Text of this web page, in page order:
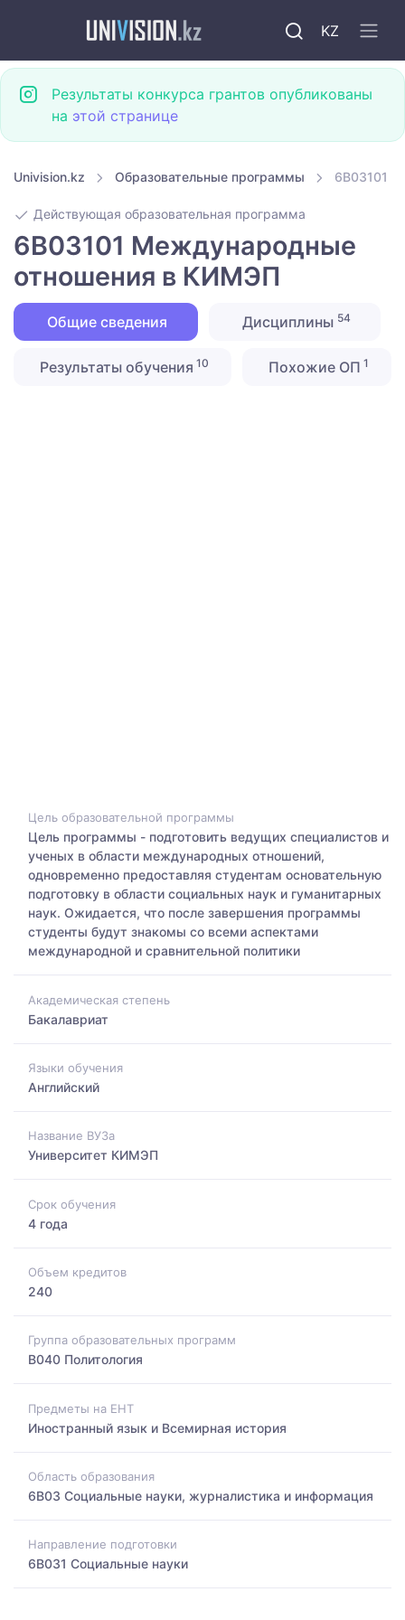
KZ
Результаты конкурса грантов опубликованы
на этой странице
Univision.kz Образовательные программы 6B03101
Действующая образовательная программа
6B03101 Международные
отношения в КИМЭП
Общие сведения Дисциплины 54
Результаты обучения 10 Похожие ОП 1
Цель образовательной программы
Цель программы - подготовить ведущих специалистов и
ученых в области международных отношений,
одновременно предоставляя студентам основательную
подготовку в области социальных наук и гуманитарных
наук. Ожидается, что после завершения программы
студенты будут знакомы со всеми аспектами
международной и сравнительной политики
Академическая степень
Бакалавриат
Языки обучения
Английский
Название ВУЗа
Университет КИМЭП
Срок обучения
4 года
Объем кредитов
240
Группа образовательных программ
B040 Политология
Предметы на ЕНТ
Иностранный язык и Всемирная история
Область образования
6B03 Социальные науки, журналистика и информация
Направление подготовки
6B031 Социальные науки